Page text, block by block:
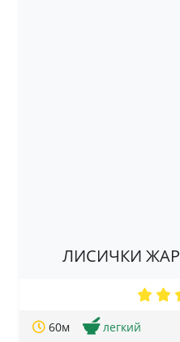
ЛИСИЧКИ
60м легкий